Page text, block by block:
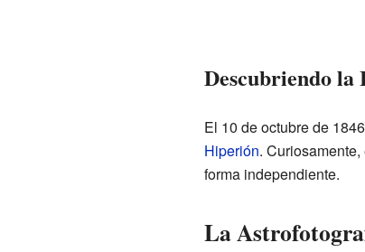
Descubriendo
El 10 de octubre de
Hiperión.
forma independiente.
La